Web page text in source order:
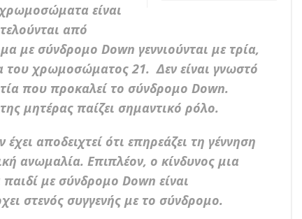
είναι
από
με σύνδρομο Down γεννιούνται με τρία,
του χρωμοσώματος 21. Δεν είναι γνωστό
που προκαλεί το σύνδρομο Down.
μητέρας παίζει σημαντικό ρόλο.
αποδειχτεί ότι επηρεάζει τη γέννηση
ανωμαλία. Επιπλέον, ο κίνδυνος μια
παιδί με σύνδρομο Down είναι
στενός συγγενής με το σύνδρομο.